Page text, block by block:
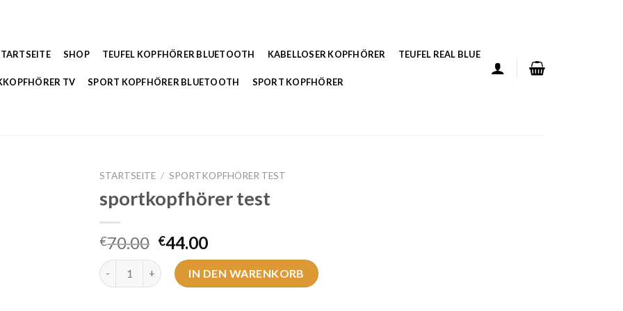
SHOP TEUFEL KOPFHÖRER BLUETOOTH KABELLOSER KOPFHÖRER TEUFEL REAL BLUE
TV SPORT KOPFHÖRER BLUETOOTH SPORT KOPFHÖRER
STARTSEITE / SPORTKOPFHÖRER TEST
sportkopfhörer test
€70.00 €44.00
sportkopfhörer test MengeIN DEN WARENKORB